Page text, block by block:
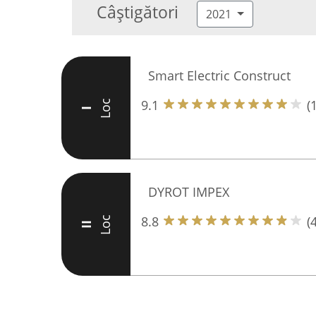
Câștigători 2021
I Loc
Smart Electric Construct
9.1
II Loc
DYROT IMPEX
8.8